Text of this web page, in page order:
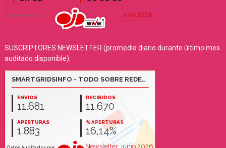
SUSCRIPTORES NEWSLETTER (promedio diario durante último mes
auditado disponible):